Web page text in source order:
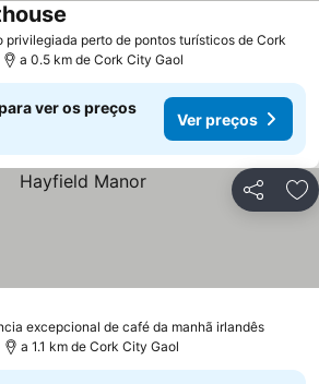
privilegiada perto de pontos turísticos de Cork
a 0.5 km de Cork City Gaol
ver os preços
Ver preços
Partilhar
excepcional de café da manhã irlandês
a 1.1 km de Cork City Gaol